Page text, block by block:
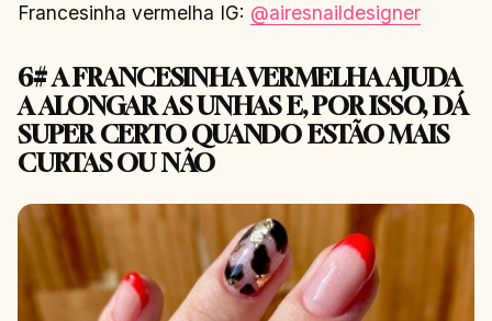
Francesinha vermelha IG: @airesnaildesigner
6# A FRANCESINHA VERMELHA AJUDA
A ALONGAR AS UNHAS E, POR ISSO, DÁ
SUPER CERTO QUANDO ESTÃO MAIS
CURTAS OU NÃO